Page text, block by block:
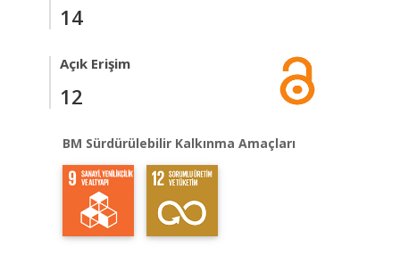
14
Açık Erişim
12
BM Sürdürülebilir Kalkınma Amaçları